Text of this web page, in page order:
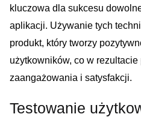
kluczowa dla ‌sukcesu
aplikacji. ⁣Używanie tych
produkt, który⁤ tworzy
użytkowników, co⁣ w
zaangażowania⁤ i satysfakcji.
Testowanie